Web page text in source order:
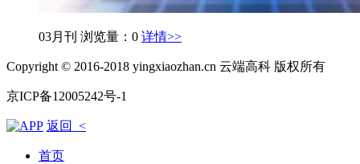
03月刊 浏览量：0 详情>>
Copyright © 2016-2018 yingxiaozhan.cn 云端高科 版权所有
京ICP备12005242号-1
返回 <
首页